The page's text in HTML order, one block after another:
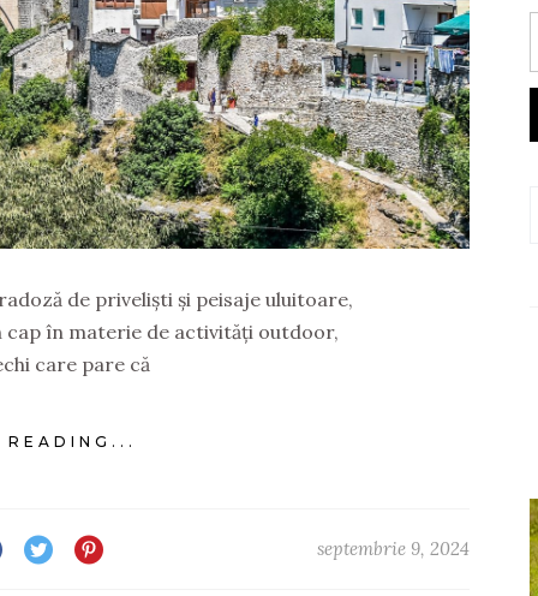
de priveliști și peisaje uluitoare,
în materie de activități outdoor,
care pare că
READING...
septembrie 9, 2024